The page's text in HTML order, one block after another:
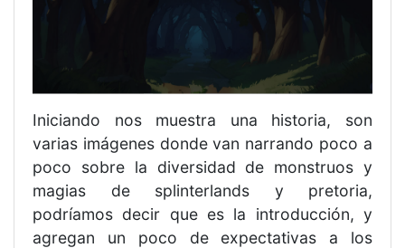
Iniciando nos muestra una historia, son
varias imágenes donde van narrando poco a
poco sobre la diversidad de monstruos y
magias de splinterlands y pretoria,
podríamos decir que es la introducción, y
agregan un poco de expectativas a los